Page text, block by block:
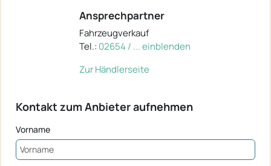
Ansprechpartner
Fahrzeugverkauf
Tel.: 02654 / ... einblenden
Zur Händlerseite
Kontakt zum Anbieter aufnehmen
Vorname